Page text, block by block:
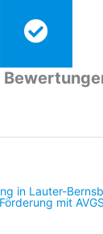
in Lauter-
mit